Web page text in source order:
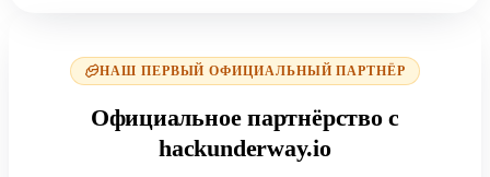
НАШ ПЕРВЫЙ ОФИЦИАЛЬНЫЙ ПАРТНЁР
Официальное партнёрство с
hackunderway.io